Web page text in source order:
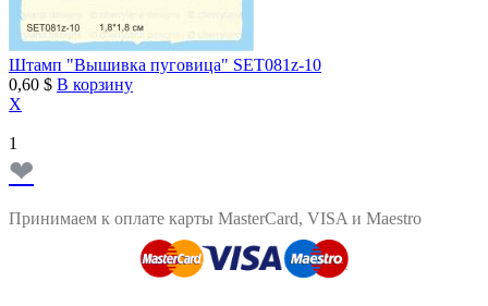
Штамп "Вышивка пуговица" SET081z-10
0,60 $ В корзину
X
1
❤
Принимаем к оплате карты MasterCard, VISA и Maestro